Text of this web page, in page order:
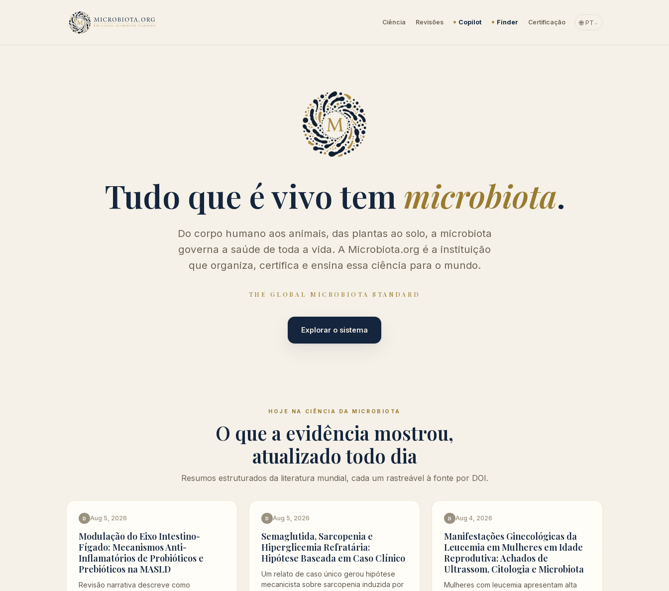
Ciência Revisões Copilot Finder Certificação 🌐 PT ⌄
Tudo que é vivo tem microbiota.
Do corpo humano aos animais, das plantas ao solo, a microbiota
governa a saúde de toda a vida. A Microbiota.org é a instituição
que organiza, certifica e ensina essa ciência para o mundo.
THE GLOBAL MICROBIOTA STANDARD
Explorar o sistema
HOJE NA CIÊNCIA DA MICROBIOTA
O que a evidência mostrou,
atualizado todo dia
Resumos estruturados da literatura mundial, cada um rastreável à fonte por DOI.
D Aug 5, 2026
Modulação do Eixo Intestino-
Fígado: Mecanismos Anti-
Inflamatórios de Probióticos e
Prebióticos na MASLD
Revisão narrativa descreve como
D Aug 5, 2026
Semaglutida, Sarcopenia e
Hiperglicemia Refratária:
Hipótese Baseada em Caso Clínico
Um relato de caso único gerou hipótese
mecanicista sobre sarcopenia induzida por
D Aug 4, 2026
Manifestações Ginecológicas da
Leucemia em Mulheres em Idade
Reprodutiva: Achados de
Ultrassom, Citologia e Microbiota
Mulheres com leucemia apresentam alta